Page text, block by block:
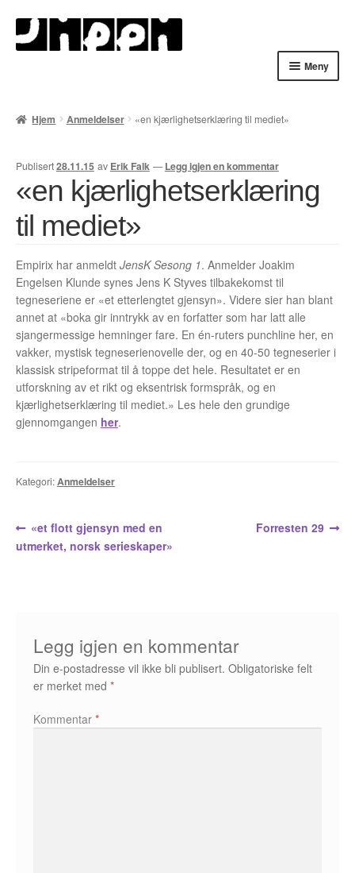
Hopp
til
Hopp
til
Meny
Handlekurv
Lenker
Nyheter
Nyhetsarkiv
Opprørets bobler
Nyhetsbrev
Om Jippi
Tegnere
Annette Saugestad Helland
Arne W. Isachsen
Álvaro Nofuentes
Hjem Anmeldelser «en kjærlighetserklæring til mediet»
Publisert28.11.15 av Erik Falk —Legg igjen en kommentar
«en kjærlighetserklæring
til mediet»
Empirix har anmeldt JensK Sesong 1. Anmelder Joakim
Engelsen Klunde synes Jens K Styves tilbakekomst til
tegneseriene er «et etterlengtet gjensyn». Videre sier han blant
annet at «boka gir inntrykk av en forfatter som har latt alle
sjangermessige hemninger fare. En én-ruters punchline her, en
vakker, mystisk tegneserienovelle der, og en 40-50 tegneserier i
klassisk stripeformat til å toppe det hele. Resultatet er en
utforskning av et rikt og eksentrisk formspråk, og en
kjærlighetserklæring til mediet.» Les hele den grundige
gjennomgangen her.
Kategori:Anmeldelser
Innleggsnavigasjon
Forrige
innlegg:
«et flott gjensyn med en
utmerket, norsk serieskaper»
Neste
Forresten 29
Legg igjen en kommentar
Din e-postadresse vil ikke bli publisert. Obligatoriske felt
er merket med*
Kommentar*